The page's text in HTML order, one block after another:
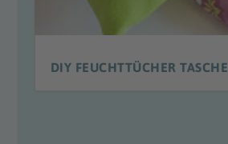
DIY FEUCHTTÜCHER TASCHE